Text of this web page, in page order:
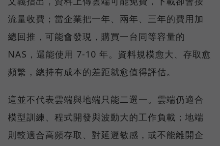
流量收費；當企業把一年、兩年、三年的費用加
總回推，可能會發現，購買一台同等容量的
NAS，還能使用 7-10 年。資料規模愈大、存取愈
頻繁，總持有成本的差距就愈值得評估。
這並不代表雲端與地端只能二選一。雲端仍適合
模型訓練、程式開發與波動大的工作負載；地端
則較適合高頻存取、對延遲敏感，或不能離開企